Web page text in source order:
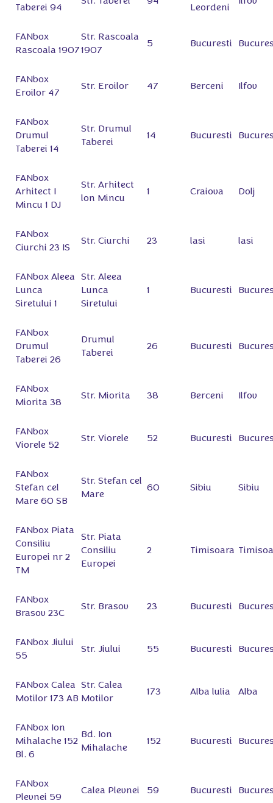
Taberei 94 Leordeni
FANbox
Rascoala 1907
Str. Rascoala
1907
5 Bucuresti
FANbox
Eroilor 47
Str. Eroilor 47 Berceni Ilfov
FANbox
Drumul
Taberei 14
Str. Drumul
Taberei
14 Bucuresti
FANbox
Arhitect I
Mincu 1 DJ
Str. Arhitect
lon Mincu
1 Craiova Dolj
FANbox
Ciurchi 23 IS
Str. Ciurchi 23 lasi lasi
FANbox Aleea
Lunca
Siretului 1
Str. Aleea
Lunca
Siretului
1 Bucuresti
FANbox
Drumul
Taberei 26
Drumul
Taberei
26 Bucuresti
FANbox
Miorita 38
Str. Miorita 38 Berceni Ilfov
FANbox
Viorele 52
Str. Viorele 52 Bucuresti
FANbox
Stefan cel
Mare 60 SB
Str. Stefan cel
Mare
60 Sibiu Sibiu
FANbox Piata
Consiliu
Europei nr 2
TM
Str. Piata
Consiliu
Europei
2 Timisoara
FANbox
Brasov 23C
Str. Brasov 23 Bucuresti
FANbox Jiului
55
Str. Jiului 55 Bucuresti
FANbox Calea
Motilor 173 AB
Str. Calea
Motilor
173 Alba lulia Alba
FANbox Ion
Mihalache 152
Bl. 6
Bd. Ion
Mihalache
152 Bucuresti
FANbox
Plevnei 59
Calea Plevnei 59 Bucuresti